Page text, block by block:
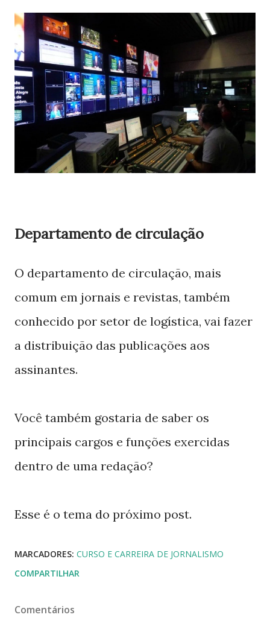
Departamento de circulação
O departamento de circulação, mais
comum em jornais e revistas, também
conhecido por setor de logística, vai fazer
a distribuição das publicações aos
assinantes.
Você também gostaria de saber os
principais cargos e funções exercidas
dentro de uma redação?
Esse é o tema do próximo post.
MARCADORES: CURSO E CARREIRA DE JORNALISMO
COMPARTILHAR
Comentários